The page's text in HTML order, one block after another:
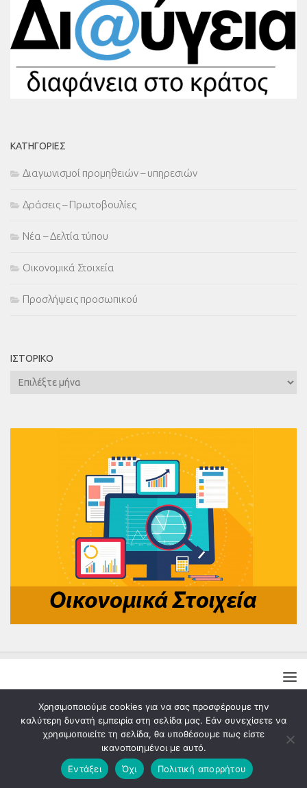
KΑΤΗΓΟΡΊΕΣ
Διαγωνισμοί προμηθειών – υπηρεσιών
Δράσεις – Πρωτοβουλίες
Νέα – Δελτία τύπου
Οικονομικά Στοιχεία
Προσλήψεις προσωπικού
ΙΣΤΟΡΙΚΌ
Ιστορικό
Χρησιμοποιούμε cookies για να σας προσφέρουμε την
καλύτερη δυνατή εμπειρία στη σελίδα μας. Εάν συνεχίσετε να
χρησιμοποιείτε τη σελίδα, θα υποθέσουμε πως είστε
ικανοποιημένοι με αυτό.
Εντάξει
Όχι Πολιτική απορρήτου